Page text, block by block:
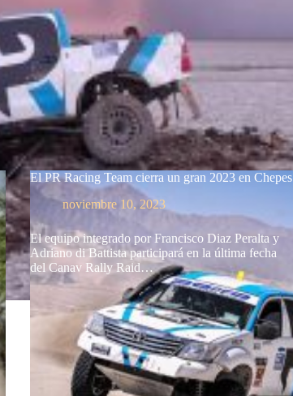
El PR Racing Team cierra un gran 2023 en Chepes
noviembre 10, 2023
El equipo integrado por Francisco Diaz Peralta y
Adriano di Battista participará en la última fecha
del Canav Rally Raid…